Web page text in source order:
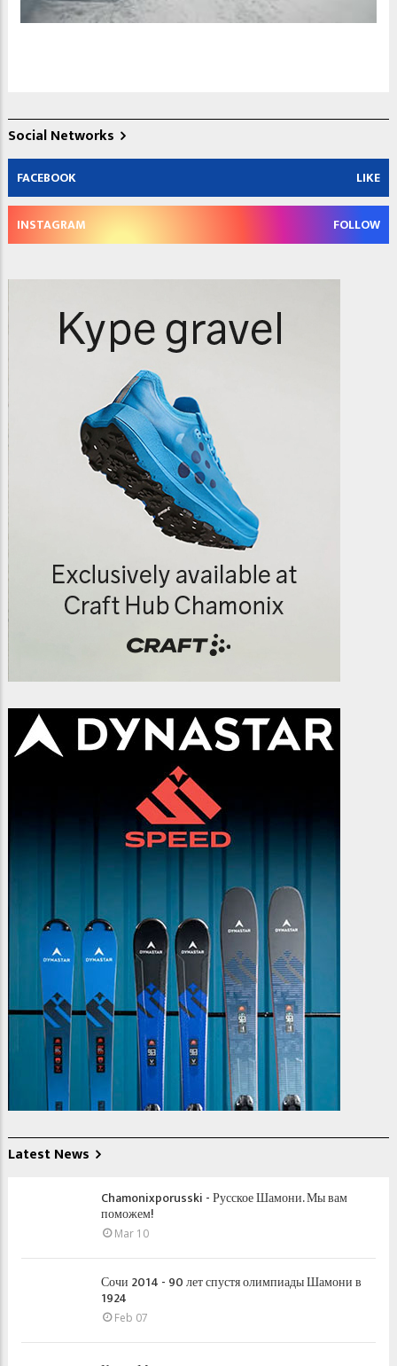
Social Networks
FACEBOOK LIKE
INSTAGRAM FOLLOW
Latest News
Chamonixporusski - Русское Шамони. Мы вам
поможем!
Mar 10
Сочи 2014 - 90 лет спустя олимпиады Шамони в
1924
Feb 07